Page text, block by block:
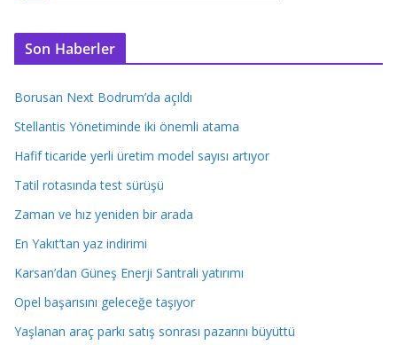
Son Haberler
Borusan Next Bodrum’da açıldı
Stellantis Yönetiminde iki önemli atama
Hafif ticaride yerli üretim model sayısı artıyor
Tatil rotasında test sürüşü
Zaman ve hız yeniden bir arada
En Yakıt’tan yaz indirimi
Karsan’dan Güneş Enerji Santrali yatırımı
Opel başarısını geleceğe taşıyor
Yaşlanan araç parkı satış sonrası pazarını büyüttü